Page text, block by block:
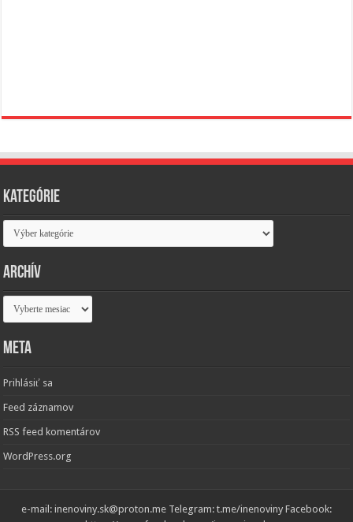
Kategórie
Kategórie
Archív
Archív
Meta
Prihlásiť sa
Feed záznamov
RSS feed komentárov
WordPress.org
e-mail: inenoviny.sk@proton.me Telegram: t.me/inenoviny Facebook: